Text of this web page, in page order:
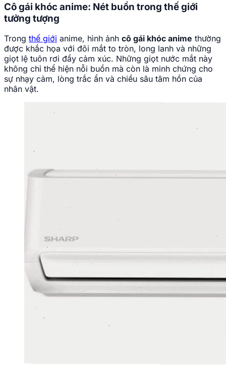
Cô gái khóc anime: Nét buồn trong thế giới
tưởng tượng
Trong thế giới anime, hình ảnh cô gái khóc anime thường
được khắc họa với đôi mắt to tròn, long lanh và những
giọt lệ tuôn rơi đầy cảm xúc. Những giọt nước mắt này
không chỉ thể hiện nỗi buồn mà còn là minh chứng cho
sự nhạy cảm, lòng trắc ẩn và chiều sâu tâm hồn của
nhân vật.